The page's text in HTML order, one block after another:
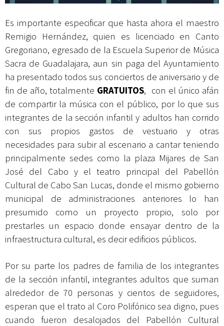
Es importante especificar que hasta ahora el maestro
Remigio Hernández, quien es licenciado en Canto
Gregoriano, egresado de la Escuela Superior de Música
Sacra de Guadalajara, aun sin paga del Ayuntamiento
ha presentado todos sus conciertos de aniversario y de
fin de año, totalmente GRATUITOS, con el único afán
de compartir la música con el público, por lo que sus
integrantes de la sección infantil y adultos han corrido
con sus propios gastos de vestuario y otras
necesidades para subir al escenario a cantar teniendo
principalmente sedes como la plaza Mijares de San
José del Cabo y el teatro principal del Pabellón
Cultural de Cabo San Lucas, donde el mismo gobierno
municipal de administraciones anteriores lo han
presumido como un proyecto propio, solo por
prestarles un espacio donde ensayar dentro de la
infraestructura cultural, es decir edificios públicos.
Por su parte los padres de familia de los integrantes
de la sección infantil, integrantes adultos que suman
alrededor de 70 personas y cientos de seguidores,
esperan que el trato al Coro Polifónico sea digno, pues
cuando fueron desalojados del Pabellón Cultural